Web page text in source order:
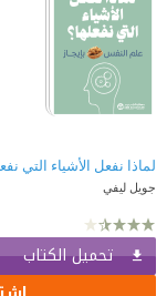
جويل ليفي
تحميل الكتاب